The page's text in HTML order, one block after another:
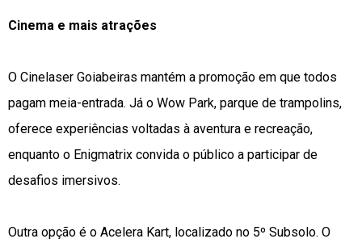
Cinema e mais atrações
O Cinelaser Goiabeiras mantém a promoção em que todos
pagam meia-entrada. Já o Wow Park, parque de trampolins,
oferece experiências voltadas à aventura e recreação,
enquanto o Enigmatrix convida o público a participar de
desafios imersivos.
Outra opção é o Acelera Kart, localizado no 5º Subsolo. O